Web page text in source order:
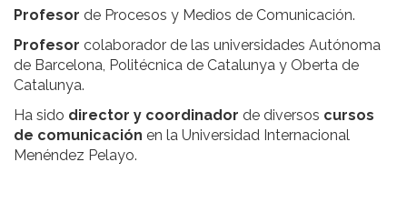
Profesor de Procesos y Medios de Comunicación.
Profesor colaborador de las universidades Autónoma
de Barcelona, Politécnica de Catalunya y Oberta de
Catalunya.
Ha sido director y coordinador de diversos cursos
de comunicación en la Universidad Internacional
Menéndez Pelayo.